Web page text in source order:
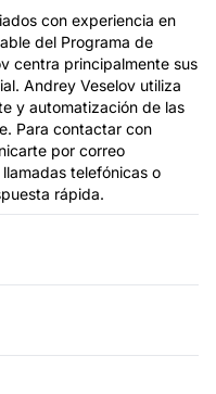
con experiencia en
del Programa de
centra principalmente sus
Andrey Veselov utiliza
y automatización de las
Para contactar con
por correo
telefónicas o
rápida.